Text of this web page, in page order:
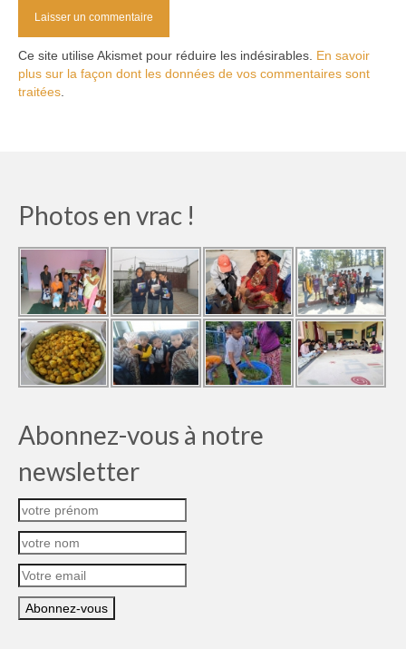
Ce site utilise Akismet pour réduire les indésirables. En savoir
plus sur la façon dont les données de vos commentaires sont
traitées
Photos en vrac !
Abonnez-vous à notre
newsletter